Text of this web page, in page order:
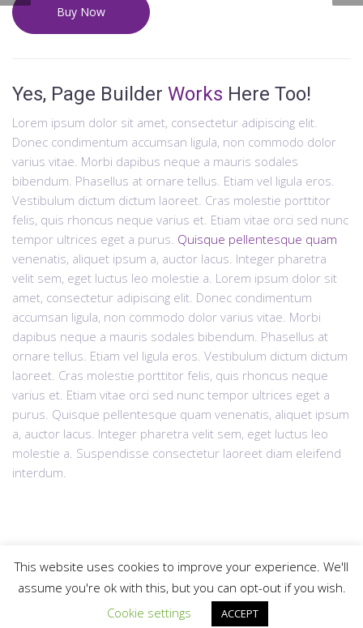
Buy Now
Yes, Page Builder Works Here Too!
Lorem ipsum dolor sit amet, consectetur adipiscing elit.
Donec condimentum accumsan ligula, non commodo dolor
varius vitae. Morbi dapibus neque a mauris sodales
bibendum. Phasellus at ornare tellus. Etiam vel ligula eros.
Vestibulum dictum dictum laoreet. Cras molestie porttitor
felis, quis rhoncus neque varius et. Etiam vitae orci sed nunc
tempor ultrices eget a purus. Quisque pellentesque quam
venenatis, aliquet ipsum a, auctor lacus. Integer pharetra
velit sem, eget luctus leo molestie a. Lorem ipsum dolor sit
amet, consectetur adipiscing elit. Donec condimentum
accumsan ligula, non commodo dolor varius vitae. Morbi
dapibus neque a mauris sodales bibendum. Phasellus at
ornare tellus. Etiam vel ligula eros. Vestibulum dictum dictum
laoreet. Cras molestie porttitor felis, quis rhoncus neque
varius et. Etiam vitae orci sed nunc tempor ultrices eget a
purus. Quisque pellentesque quam venenatis, aliquet ipsum
a, auctor lacus. Integer pharetra velit sem, eget luctus leo
molestie a. Suspendisse consectetur laoreet diam eleifend
interdum.
© 2025krdzaliclaw.comAll rights reserved | Web Design "CanaC"
Politika privatnosti
This website uses cookies to improve your experience. We'll
assume you're ok with this, but you can opt-out if you wish.
Cookie settings
ACCEPT